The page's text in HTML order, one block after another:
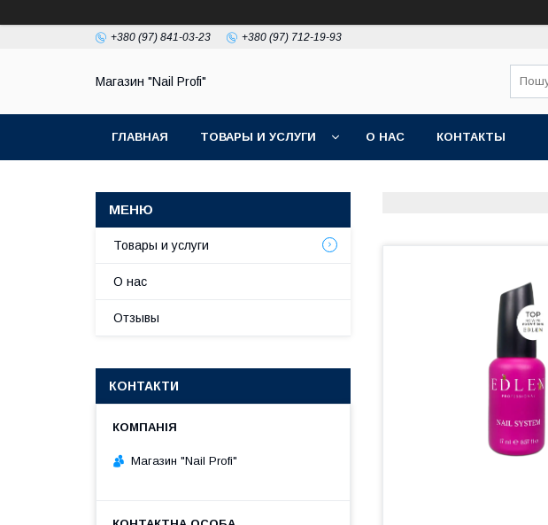
+380 (97) 841-03-23 +380 (97) 712-19-93
Магазин "Nail Profi"
ГЛАВНАЯ ТОВАРЫ И УСЛУГИ О НАС КОНТАКТЫ
Товары и услуги
О нас
Отзывы
КОНТАКТИ
Магазин "Nail Profi"